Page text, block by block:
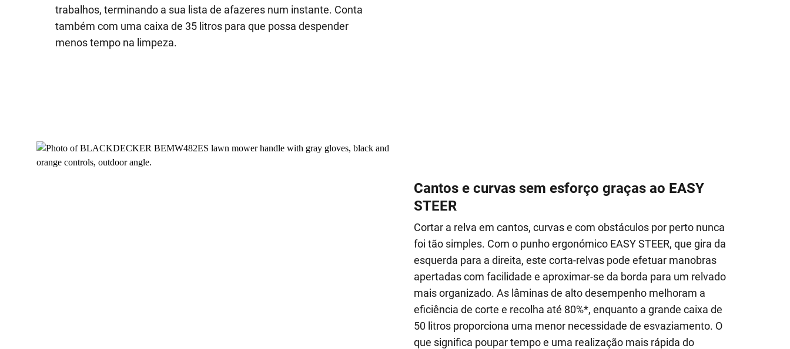
trabalhos, terminando a sua lista de afazeres num instante. Conta
também com uma caixa de 35 litros para que possa despender
menos tempo na limpeza.
Cantos e curvas sem esforço graças ao EASY
STEER
Cortar a relva em cantos, curvas e com obstáculos por perto nunca
foi tão simples. Com o punho ergonómico EASY STEER, que gira da
esquerda para a direita, este corta-relvas pode efetuar manobras
apertadas com facilidade e aproximar-se da borda para um relvado
mais organizado. As lâminas de alto desempenho melhoram a
eficiência de corte e recolha até 80%*, enquanto a grande caixa de
50 litros proporciona uma menor necessidade de esvaziamento. O
que significa poupar tempo e uma realização mais rápida do